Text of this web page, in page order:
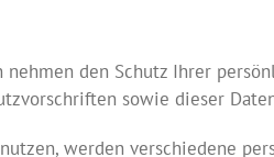
den Schutz Ihrer
sowie dieser
werden verschiedene